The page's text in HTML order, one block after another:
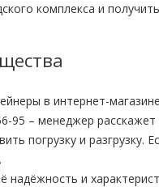
комплекса и
в интернет-магазине
95 – менеджер
погрузку и разгрузку.
надёжность и